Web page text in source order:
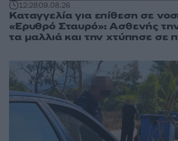
12:2809.08.26
Καταγγελία για επίθεση σε
«Ερυθρό Σταυρό»: Ασθενής
τα μαλλιά και την χτύπησε σε